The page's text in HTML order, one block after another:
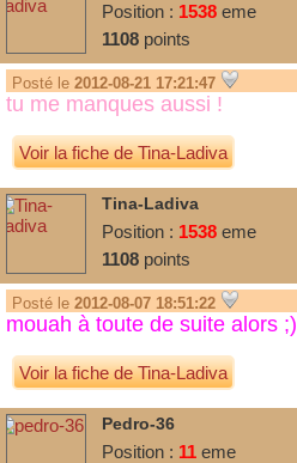
Position : 1538 eme
1108 points
Posté le 2012-08-21 17:21:47
tu me manques aussi !
Voir la fiche de Tina-Ladiva
Tina-Ladiva
Position : 1538 eme
1108 points
Posté le 2012-08-07 18:51:22
mouah à toute de suite alors ;)
Voir la fiche de Tina-Ladiva
Pedro-36
Position : 11 eme